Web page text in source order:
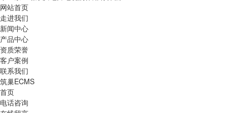
网站首页
走进我们
新闻中心
产品中心
资质荣誉
客户案例
联系我们
筑巢ECMS
首页
电话咨询